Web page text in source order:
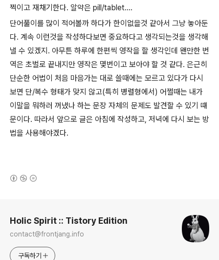
쩍이고 재채기한다. 알약은 pill/tablet....
단어풀이를 많이 적어볼까 하다가 한이없을것 같아서 그냥 놓아둔
다. 계속 이런것을 작성하다보면 중요하다고 생각되는것을 생각해
낼 수 있겠지. 아무튼 하루에 한편씩 영작을 할 생각인데 왠만한 번
역은 초벌로 끝내지만 영작은 몇번이고 보아야 할 것 같다. 은근히
단순한 어법이 처음 마음가는 대로 쓸때에는 모르고 있다가 다시
보면 단/복수 형태가 맞지 않고(특히 병렬형에서) 어쩔때는 내가
이말을 뭐하러 꺼냈나 하는 문장 자체의 문제도 발견할 수 있기 떄
문이다. 따라서 앞으로 글은 아침에 작성하고, 저녁에 다시 보는 방
법을 사용해야겠다.
Holic Spirit :: Tistory Edition
contact@frontjang.info
구독하기